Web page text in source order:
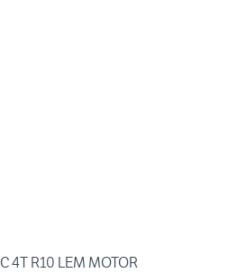
4T R10 LEM MOTOR